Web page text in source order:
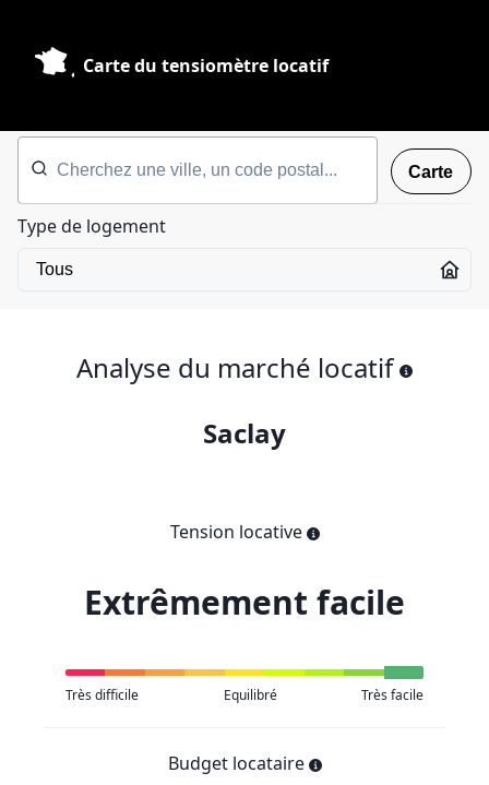
Carte du tensiomètre locatif
Carte
Type de logement
Analyse du marché locatif
Saclay
Tension locative
Extrêmement facile
Très difficile Equilibré Très facile
Budget locataire